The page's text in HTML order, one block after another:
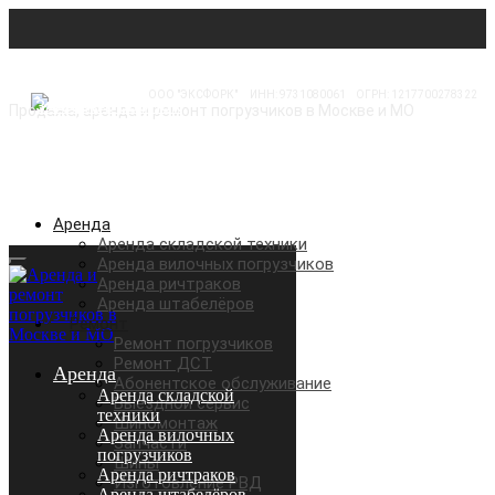
Продажа, аренда и ремонт погрузчиков в Москве и МО
Аренда
Аренда складской техники
Аренда вилочных погрузчиков
Аренда ричтраков
Аренда штабелёров
Ремонт
Ремонт погрузчиков
Ремонт ДСТ
Абонентское обслуживание
Выездной сервис
Шиномонтаж
Запчасти
Шины
Изготовление РВД
Аренда
Аренда складской
техники
Аренда вилочных
погрузчиков
Аренда ричтраков